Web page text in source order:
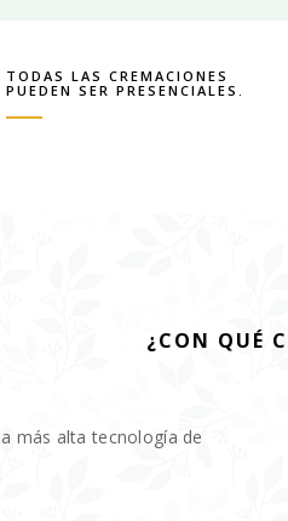
TODAS LAS CREMACIONES
PUEDEN SER PRESENCIALES.
¿CON QUÉ
más alta tecnología de